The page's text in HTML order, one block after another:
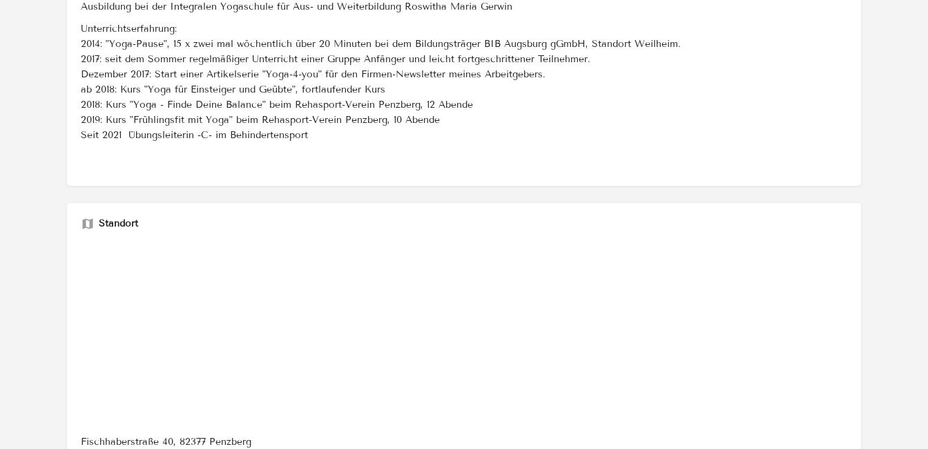
Ausbildung bei der Integralen Yogaschule für Aus- und Weiterbildung Roswitha Maria Gerwin
Unterrichtserfahrung:
2014: "Yoga-Pause", 15 x zwei mal wöchentlich über 20 Minuten bei dem Bildungsträger BIB Augsburg gGmbH, Standort Weilheim.
2017: seit dem Sommer regelmäßiger Unterricht einer Gruppe Anfänger und leicht fortgeschrittener Teilnehmer.
Dezember 2017: Start einer Artikelserie "Yoga-4-you" für den Firmen-Newsletter meines Arbeitgebers.
ab 2018: Kurs "Yoga für Einsteiger und Geübte", fortlaufender Kurs
2018: Kurs "Yoga - Finde Deine Balance" beim Rehasport-Verein Penzberg, 12 Abende
2019: Kurs "Frühlingsfit mit Yoga" beim Rehasport-Verein Penzberg, 10 Abende
Seit 2021 Übungsleiterin -C- im Behindertensport
Standort
Fischhaberstraße 40, 82377 Penzberg